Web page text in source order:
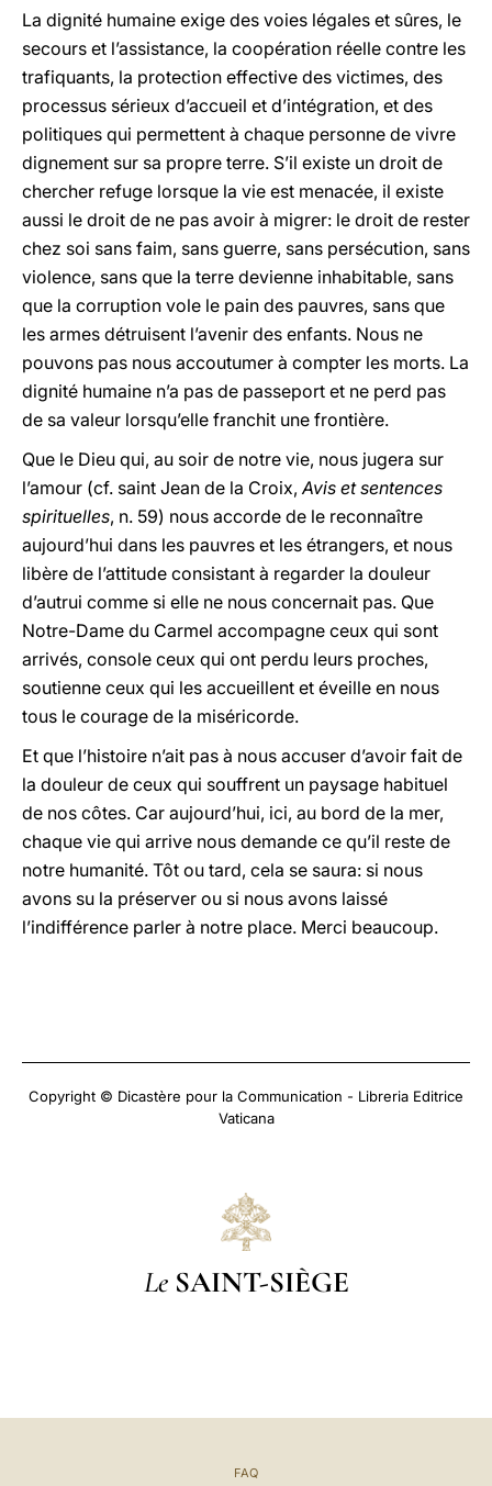
La dignité humaine exige des voies légales et sûres, le
secours et l’assistance, la coopération réelle contre les
trafiquants, la protection effective des victimes, des
processus sérieux d’accueil et d’intégration, et des
politiques qui permettent à chaque personne de vivre
dignement sur sa propre terre. S’il existe un droit de
chercher refuge lorsque la vie est menacée, il existe
aussi le droit de ne pas avoir à migrer: le droit de rester
chez soi sans faim, sans guerre, sans persécution, sans
violence, sans que la terre devienne inhabitable, sans
que la corruption vole le pain des pauvres, sans que
les armes détruisent l’avenir des enfants. Nous ne
pouvons pas nous accoutumer à compter les morts. La
dignité humaine n’a pas de passeport et ne perd pas
de sa valeur lorsqu’elle franchit une frontière.
Que le Dieu qui, au soir de notre vie, nous jugera sur
l’amour (cf. saint Jean de la Croix,Avis et sentences
spirituelles, n. 59) nous accorde de le reconnaître
aujourd’hui dans les pauvres et les étrangers, et nous
libère de l’attitude consistant à regarder la douleur
d’autrui comme si elle ne nous concernait pas. Que
Notre-Dame du Carmel accompagne ceux qui sont
arrivés, console ceux qui ont perdu leurs proches,
soutienne ceux qui les accueillent et éveille en nous
tous le courage de la miséricorde.
Et que l’histoire n’ait pas à nous accuser d’avoir fait de
la douleur de ceux qui souffrent un paysage habituel
de nos côtes. Car aujourd’hui, ici, au bord de la mer,
chaque vie qui arrive nous demande ce qu’il reste de
notre humanité. Tôt ou tard, cela se saura: si nous
avons su la préserver ou si nous avons laissé
l’indifférence parler à notre place. Merci beaucoup.
Copyright © Dicastère pour la Communication - Libreria Editrice
Vaticana
Le SAINT-SIÈGE
FAQ